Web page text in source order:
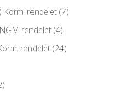
Korm. rendelet (7)
rendelet (4)
rendelet (24)